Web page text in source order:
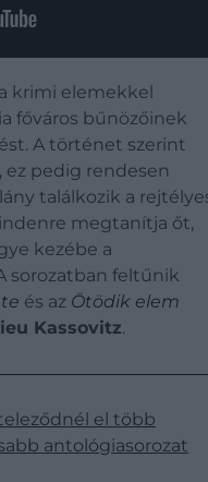
krimi elemekkel
főváros bűnözőinek
A történet szerint
pedig rendesen
találkozik a
megtanítja őt,
kezébe a
sorozatban feltűnik
és az Ötödik elem
Kassovitz.
el több
antológiasorozat